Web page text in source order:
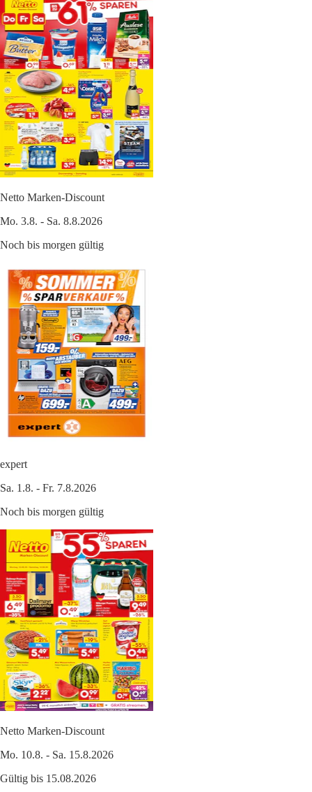
Netto Marken-Discount
Mo. 3.8. - Sa. 8.8.2026
Noch bis morgen gültig
expert
Sa. 1.8. - Fr. 7.8.2026
Noch bis morgen gültig
Netto Marken-Discount
Mo. 10.8. - Sa. 15.8.2026
Gültig bis 15.08.2026